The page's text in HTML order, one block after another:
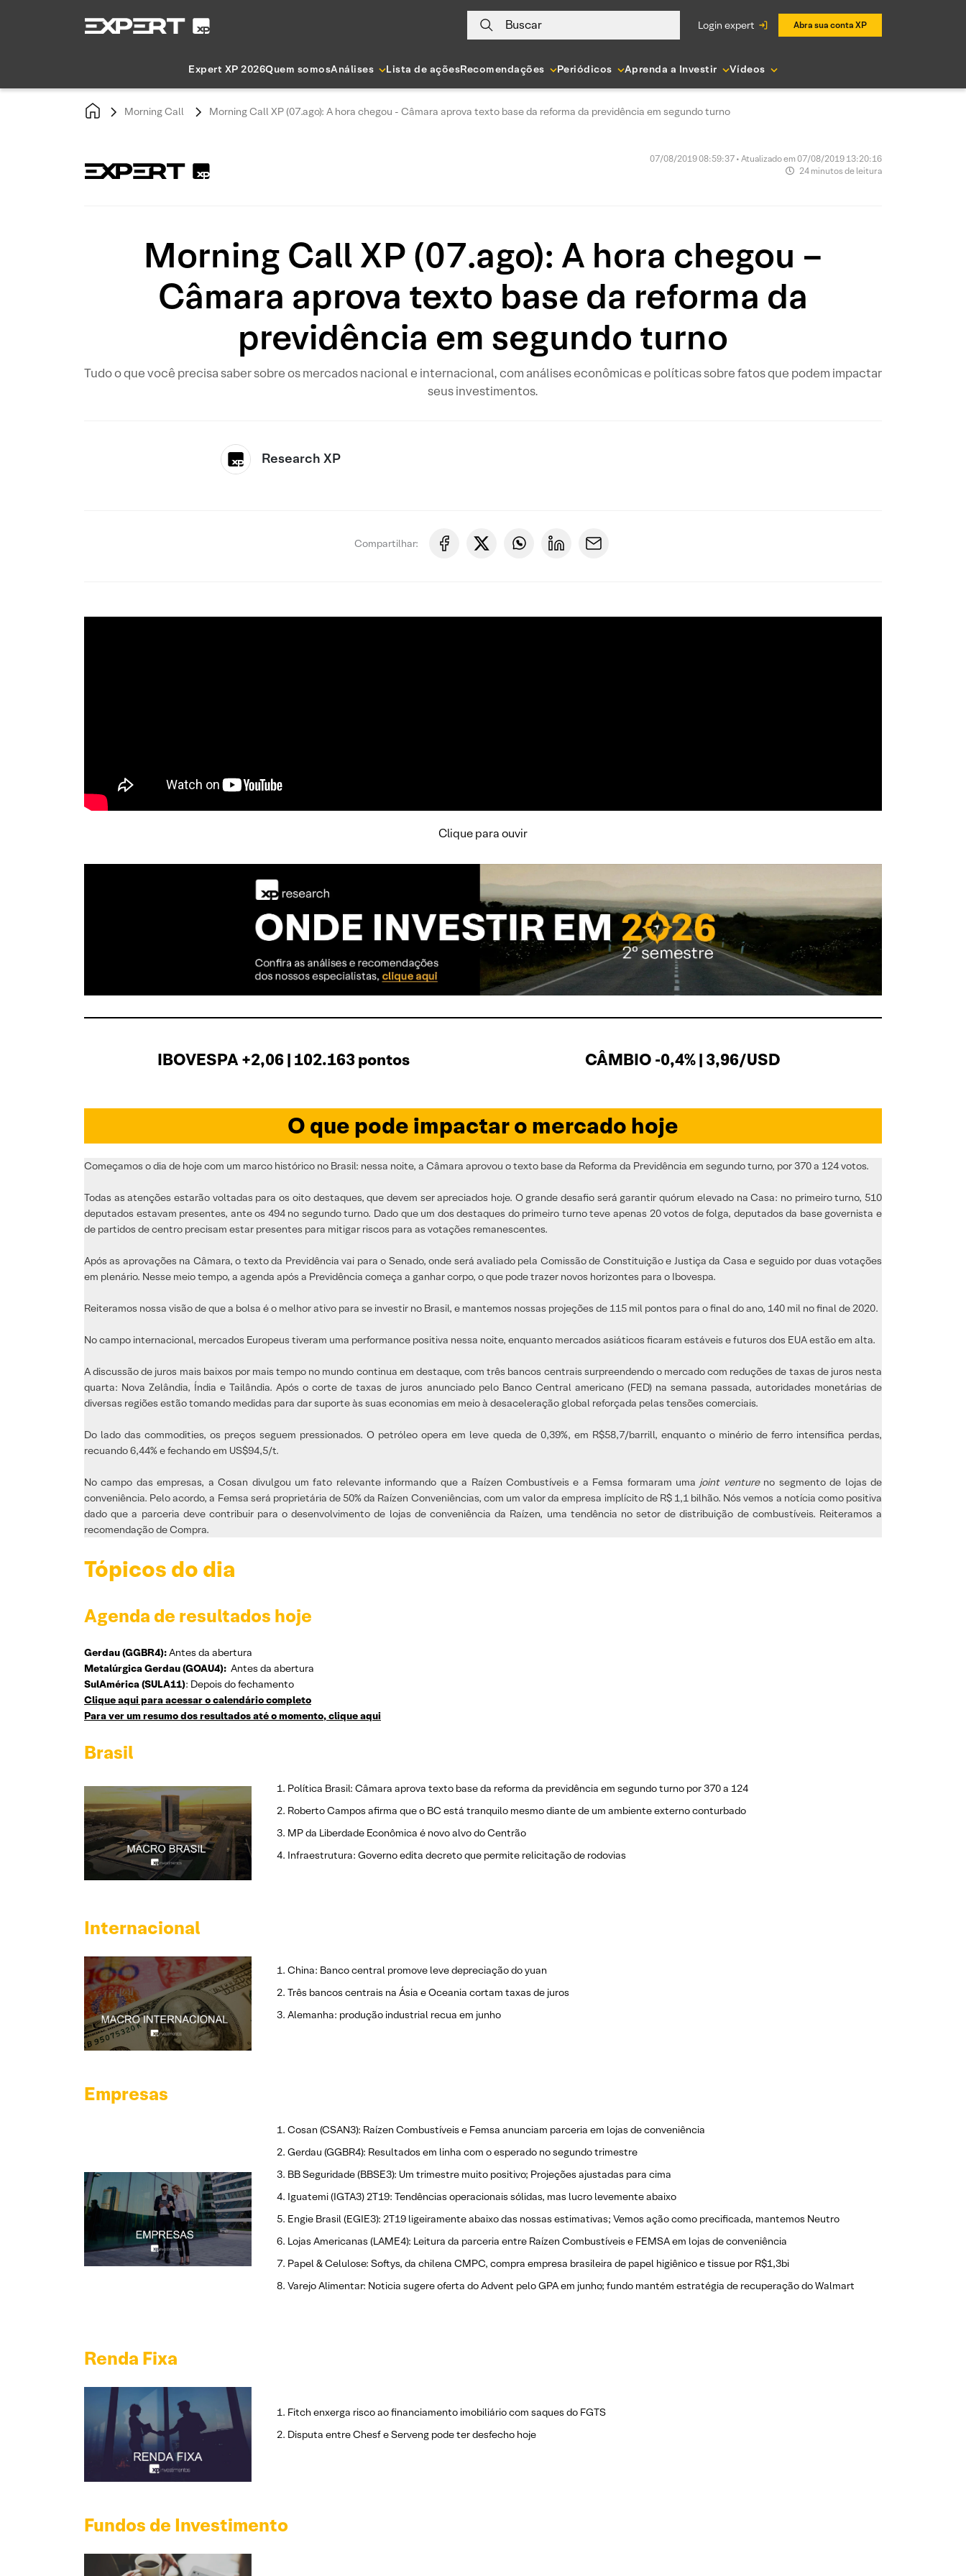
Buscar login expert Abra sua conta XP
Expert XP 2026Quem somosAnálises Lista de açõesRecomendações Periódicos Aprenda a Investir Vídeos
Morning Call Morning Call XP (07.ago): A hora chegou - Câmara aprova texto base da reforma da previdência em segundo turno
07/08/2019 08:59:37 • Atualizado em 07/08/2019 13:20:16
24 minutos de leitura
Morning Call XP (07.ago): A hora chegou –
Câmara aprova texto base da reforma da
previdência em segundo turno
Tudo o que você precisa saber sobre os mercados nacional e internacional, com análises econômicas e políticas sobre fatos que podem impactar
seus investimentos.
Research XP
Compartilhar:
Clique para ouvir
IBOVESPA +2,06 | 102.163 pontos CÂMBIO -0,4% | 3,96/USD
O que pode impactar o mercado hoje
Começamos o dia de hoje com um marco histórico no Brasil: nessa noite, a Câmara aprovou o texto base da Reforma da Previdência em segundo turno, por 370 a 124 votos.
Todas as atenções estarão voltadas para os oito destaques, que devem ser apreciados hoje. O grande desafio será garantir quórum elevado na Casa: no primeiro turno, 510
deputados estavam presentes, ante os 494 no segundo turno. Dado que um dos destaques do primeiro turno teve apenas 20 votos de folga, deputados da base governista e
de partidos de centro precisam estar presentes para mitigar riscos para as votações remanescentes.
Após as aprovações na Câmara, o texto da Previdência vai para o Senado, onde será avaliado pela Comissão de Constituição e Justiça da Casa e seguido por duas votações
em plenário. Nesse meio tempo, a agenda após a Previdência começa a ganhar corpo, o que pode trazer novos horizontes para o Ibovespa.
Reiteramos nossa visão de que a bolsa é o melhor ativo para se investir no Brasil, e mantemos nossas projeções de 115 mil pontos para o final do ano, 140 mil no final de 2020.
No campo internacional, mercados Europeus tiveram uma performance positiva nessa noite, enquanto mercados asiáticos ficaram estáveis e futuros dos EUA estão em alta.
A discussão de juros mais baixos por mais tempo no mundo continua em destaque, com três bancos centrais surpreendendo o mercado com reduções de taxas de juros nesta
quarta: Nova Zelândia, Índia e Tailândia. Após o corte de taxas de juros anunciado pelo Banco Central americano (FED) na semana passada, autoridades monetárias de
diversas regiões estão tomando medidas para dar suporte às suas economias em meio à desaceleração global reforçada pelas tensões comerciais.
Do lado das commodities, os preços seguem pressionados. O petróleo opera em leve queda de 0,39%, em R$58,7/barrill, enquanto o minério de ferro intensifica perdas,
recuando 6,44% e fechando em US$94,5/t.
No campo das empresas, a Cosan divulgou um fato relevante informando que a Raízen Combustíveis e a Femsa formaram uma joint ventureno segmento de lojas de
conveniência. Pelo acordo, a Femsa será proprietária de 50% da Raízen Conveniências, com um valor da empresa implícito de R$ 1,1 bilhão. Nós vemos a notícia como positiva
dado que a parceria deve contribuir para o desenvolvimento de lojas de conveniência da Raízen, uma tendência no setor de distribuição de combustíveis. Reiteramos a
recomendação de Compra.
Tópicos do dia
Agenda de resultados hoje
Gerdau (GGBR4):Antes da abertura
Metalúrgica Gerdau (GOAU4): Antes da abertura
SulAmérica (SULA11): Depois do fechamento
Clique aqui para acessar o calendário completo
Para ver um resumo dos resultados até o momento, clique aqui
Brasil
Política Brasil: Câmara aprova texto base da reforma da previdência em segundo turno por 370 a 124
Roberto Campos afirma que o BC está tranquilo mesmo diante de um ambiente externo conturbado
MP da Liberdade Econômica é novo alvo do Centrão
Infraestrutura: Governo edita decreto que permite relicitação de rodovias
Internacional
China: Banco central promove leve depreciação do yuan
Três bancos centrais na Ásia e Oceania cortam taxas de juros
Alemanha: produção industrial recua em junho
Empresas
Cosan (CSAN3): Raízen Combustíveis e Femsa anunciam parceria em lojas de conveniência
Gerdau (GGBR4): Resultados em linha com o esperado no segundo trimestre
BB Seguridade (BBSE3): Um trimestre muito positivo; Projeções ajustadas para cima
Iguatemi (IGTA3) 2T19: Tendências operacionais sólidas, mas lucro levemente abaixo
Engie Brasil (EGIE3): 2T19 ligeiramente abaixo das nossas estimativas; Vemos ação como precificada, mantemos Neutro
Lojas Americanas (LAME4): Leitura da parceria entre Raízen Combustíveis e FEMSA em lojas de conveniência
Papel & Celulose: Softys, da chilena CMPC, compra empresa brasileira de papel higiênico e tissue por R$1,3bi
Varejo Alimentar: Noticia sugere oferta do Advent pelo GPA em junho; fundo mantém estratégia de recuperação do Walmart
Renda Fixa
Fitch enxerga risco ao financiamento imobiliário com saques do FGTS
Disputa entre Chesf e Serveng pode ter desfecho hoje
Fundos de Investimento